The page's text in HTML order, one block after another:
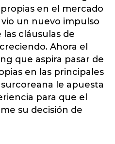
en el mercado
un nuevo impulso
cláusulas de
Ahora el
que aspira pasar de
en las principales
le apuesta
para que el
su decisión de